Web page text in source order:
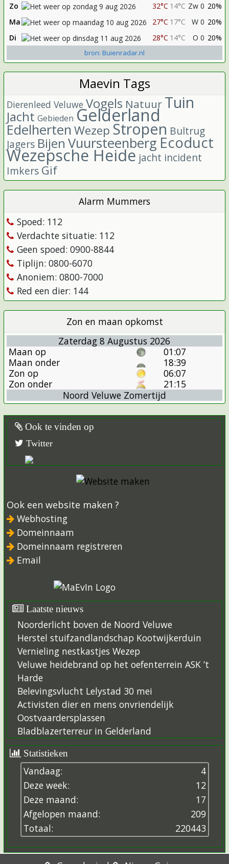
Zo
32°C 14°C Zw 0 20%
Ma
27°C 17°C W 0 20%
Di
28°C 14°C O 0 20%
bron: Buienradar.nl
Maevin Tags
Dierenleed Veluwe Vogels Natuur Tuin
Jacht Gebieden Gelderland
EdelhertenWezep Stropen Bultrug
Jagers Bijen Vuursteenberg Ecoduct
Wezepsche Heide jacht incident
Imkers Gif
Alarm Mummers
Spoed: 112
Verdachte situatie: 112
Geen spoed: 0900-8844
Tiplijn: 0800-6070
Anoniem: 0800-7000
Red een dier: 144
Zon en maan opkomst
Zaterdag 8 Augustus 2026
Maan op
01:07
Maan onder
18:39
Zon op
06:07
Zon onder
21:15
Noord Veluwe Zomertijd
Ook te vinden op
Twitter
Ook een website maken ?
Webhosting
Domeinnaam
Domeinnaam registreren
Email
Laatste nieuws
Noorderlicht boven de Noord Veluwe
Herstel stuifzandlandschap Kootwijkerduin
Vernieling nestkastjes Wezep
Veluwe heidebrand op het oefenterrein ASK ’t
Harde
Belevingsvlucht Lelystad 30 mei
Activisten dier en mens onvriendelijk
Oostvaardersplassen
Bladblazerterreur in Gelderland
Statistieken
Vandaag:
4
Deze week:
12
Deze maand:
17
Afgelopen maand:
209
Totaal:
220443